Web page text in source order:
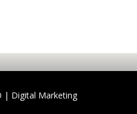
| Digital Marketing